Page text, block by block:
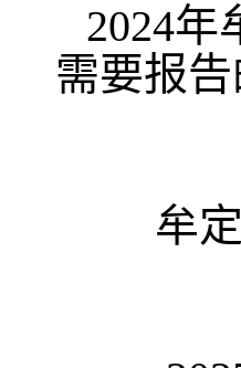
2024年
需要报告
牟定